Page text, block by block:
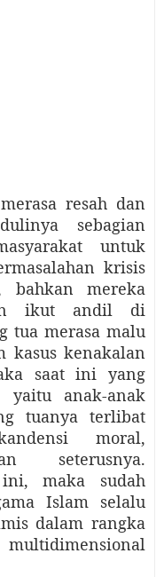
resah dan
sebagian
untuk
krisis
bahkan mereka
ikut andil di
tua merasa malu
kasus kenakalan
saat ini yang
yaitu anak-anak
tuanya terlibat
moral,
seterusnya.
maka sudah
Islam selalu
dalam rangka